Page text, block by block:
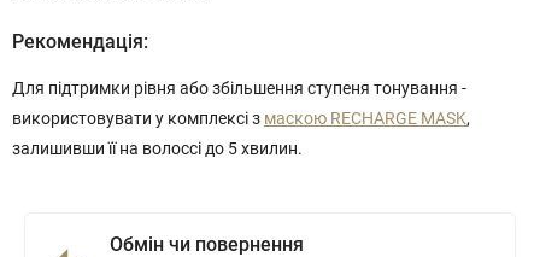
Рекомендація:
Для підтримки рівня або збільшення ступеня тонування -
використовувати у комплексі з маскою RECHARGE MASK,
залишивши її на волоссі до 5 хвилин.
Обмін чи повернення